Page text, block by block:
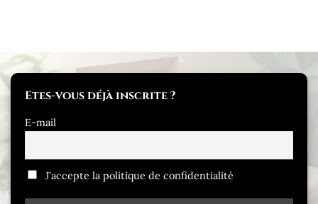
Etes-vous déjà inscrite ?
E-mail
J'accepte la politique de confidentialité